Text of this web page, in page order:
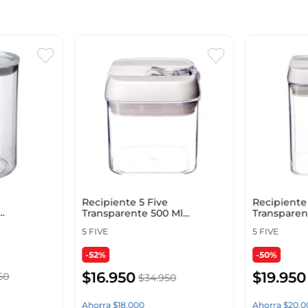
Recipiente 5 Five
Transparente 500 Ml
5 FIVE
-52%
$16.950 $34.950
Ahorra$18.000
Recipiente
5 FIVE
-50%
$19.950
Ahorra $20.